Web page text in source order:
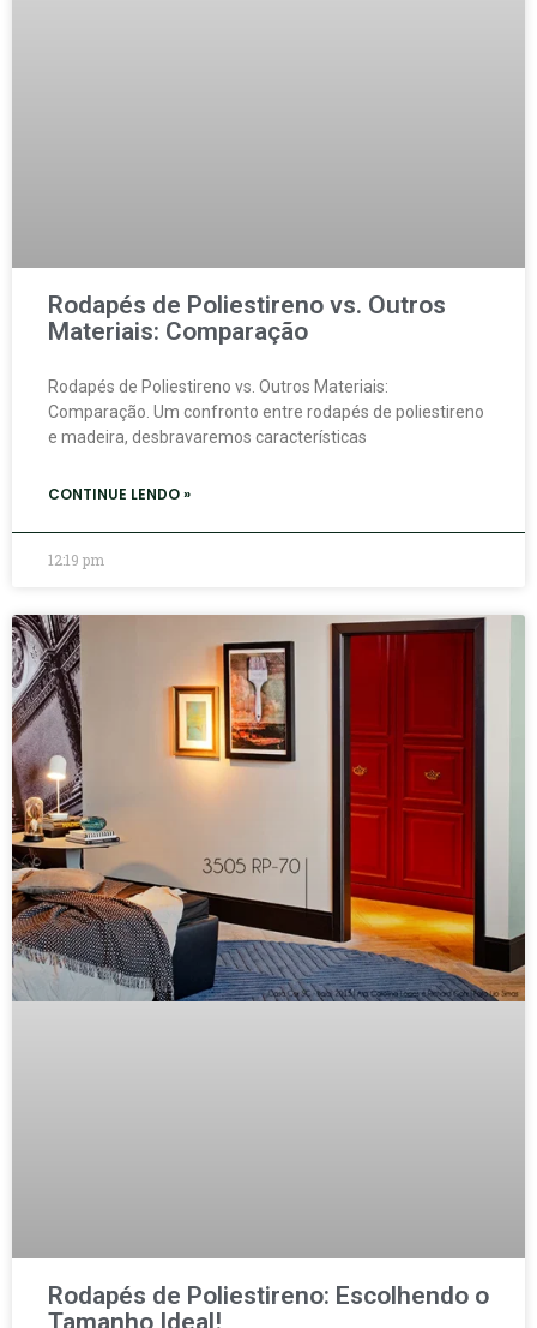
Rodapés de Poliestireno vs. Outros
Materiais: Comparação
Rodapés de Poliestireno vs. Outros Materiais:
Comparação. Um confronto entre rodapés de poliestireno
e madeira, desbravaremos características
CONTINUE LENDO »
12:19 pm
Rodapés de Poliestireno: Escolhendo o
Tamanho Ideal!